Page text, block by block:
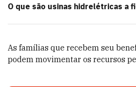
O que são usinas hidrelétricas a
As famílias que recebem seu
podem movimentar os recursos